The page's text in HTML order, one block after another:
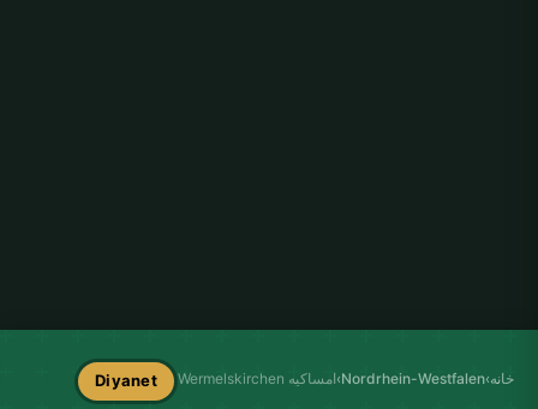
خانه›
Nordrhein-Westfalen
›امساکیه Wermelskirchen Diyanet